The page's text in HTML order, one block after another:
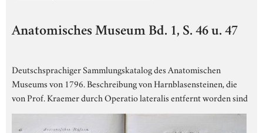
Anatomisches Museum Bd. 1, S. 46 u. 47
Deutschsprachiger Sammlungskatalog des Anatomischen
Museums von 1796. Beschreibung von Harnblasensteinen, die
von Prof. Kraemer durch Operatio lateralis entfernt worden sind